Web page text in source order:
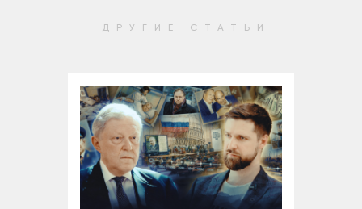
ДРУГИЕ СТАТЬИ